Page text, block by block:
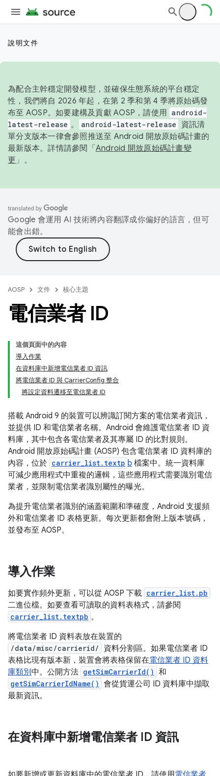
說明文件
為配合主幹穩定開發模型，並確保生態系統的平台穩定
性，我們將自 2026 年起，在第 2 季和第 4 季將原始碼發
布至 AOSP。如要建構及貢獻 AOSP，請使用 android-
latest-release 。 android-latest-release
資訊清
單分支版本一律會參照推送至 Android 開放原始碼計畫的
最新版本。詳情請參閱「 Android 開放原始碼計畫變
更 」。
Google 會運用 AI 技術將內容翻譯成你偏好的語言，但可
能會出錯。
AOSP 文件 核心主題
電信業者 ID
這個頁面中的內容
導入作業
在資料庫中新增電信業者 ID 資訊
將電信業者 ID 與 CarrierConfig 整合
將設定資料遷移至電信業者 ID
搭載 Android 9 的裝置可以辨識訂閱方案的電信業者資訊，
並提供 ID 和電信業者名稱。Android 會維護電信業者 ID 資
料庫，其中包含各電信業者及其專屬 ID 的比對規則。
Android 開放原始碼計畫 (AOSP) 包含電信業者 ID 資料庫的
內容，位於 carrier_list.textp b 檔案中。統一資料庫
可減少應用程式中重複的邏輯，這些應用程式需要識別電信
業者，並限制電信業者識別屬性的曝光。
為提升電信業者識別的涵蓋範圍和準確度，Android 支援頻
外和電信業者 ID 表格更新。每次更新都會附上版本號碼，
並發布至 AOSP。
導入作業
如要實作頻外更新，可以從 AOSP 下載 carrier_list.pb
二進位檔。如要查看可讀取的資料表格式，請參閱
carrier_list.textpb 。
將電信業者 ID 資料表放在裝置的
/data/misc/carrierid/
資料分割區。如果電信業者 ID
表格比現有版本新，裝置會將表格保留在電信業者 ID 資料
庫類別中。公開方法 getSimCarrierId() 和
getSimCarrierIdName() 會從貨運公司 ID 資料庫中擷取
最新資訊。
在資料庫中新增電信業者 ID 資訊